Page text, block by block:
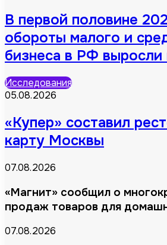
В первой половине
обороты малого и
бизнеса в РФ выросли
Исследования
05.08.2026
«Купер» составил
карту Москвы
07.08.2026
«Магнит» сообщил о
продаж товаров для
07.08.2026